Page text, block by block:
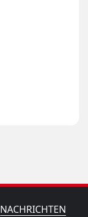
NACHRICHTEN